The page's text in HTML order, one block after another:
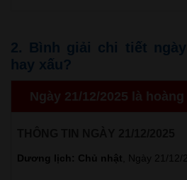
2. Bình giải chi tiết
hay xấu?
Ngày 21/12/2025 là
Dương lịch: Chủ nhật , Ngày 21/12/